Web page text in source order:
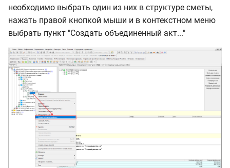
необходимо выбрать один из них в структуре сметы,
нажать правой кнопкой мыши и в контекстном меню
выбрать пункт "Создать объединенный акт..."